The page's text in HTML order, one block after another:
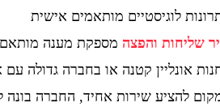
לוגיסטיים מותאמים אישית
והפצהמספקת מענה מותאם לכל
קטנה או בחברה גדולה עם
שירות אחיד, החברה בונה לכל